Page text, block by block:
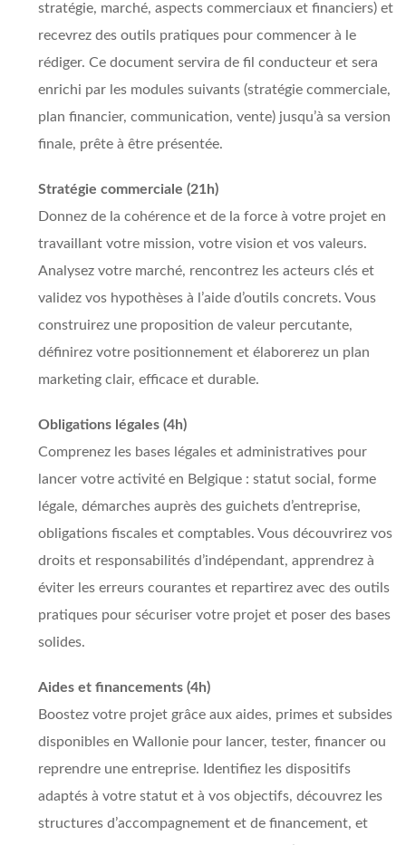
stratégie, marché, aspects commerciaux et financiers) et
recevrez des outils pratiques pour commencer à le
rédiger. Ce document servira de fil conducteur et sera
enrichi par les modules suivants (stratégie commerciale,
plan financier, communication, vente) jusqu’à sa version
finale, prête à être présentée.
Stratégie commerciale (21h)
Donnez de la cohérence et de la force à votre projet en
travaillant votre mission, votre vision et vos valeurs.
Analysez votre marché, rencontrez les acteurs clés et
validez vos hypothèses à l’aide d’outils concrets. Vous
construirez une proposition de valeur percutante,
définirez votre positionnement et élaborerez un plan
marketing clair, efficace et durable.
Obligations légales (4h)
Comprenez les bases légales et administratives pour
lancer votre activité en Belgique : statut social, forme
légale, démarches auprès des guichets d’entreprise,
obligations fiscales et comptables. Vous découvrirez vos
droits et responsabilités d’indépendant, apprendrez à
éviter les erreurs courantes et repartirez avec des outils
pratiques pour sécuriser votre projet et poser des bases
solides.
Aides et financements (4h)
Boostez votre projet grâce aux aides, primes et subsides
disponibles en Wallonie pour lancer, tester, financer ou
reprendre une entreprise. Identifiez les dispositifs
adaptés à votre statut et à vos objectifs, découvrez les
structures d’accompagnement et de financement, et